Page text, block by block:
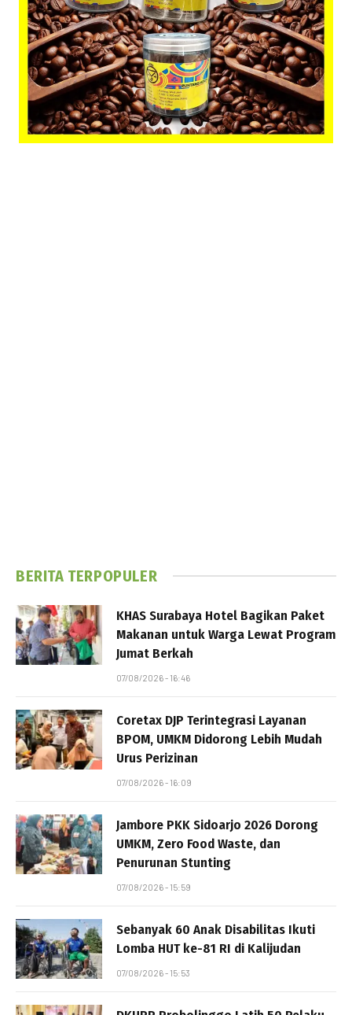
BERITA TERPOPULER
KHAS Surabaya Hotel Bagikan Paket
Makanan untuk Warga Lewat Program
Jumat Berkah
07/08/2026 - 16:46
Coretax DJP Terintegrasi Layanan
BPOM, UMKM Didorong Lebih Mudah
Urus Perizinan
07/08/2026 - 16:09
Jambore PKK Sidoarjo 2026 Dorong
UMKM, Zero Food Waste, dan
Penurunan Stunting
07/08/2026 - 15:59
Sebanyak 60 Anak Disabilitas Ikuti
Lomba HUT ke-81 RI di Kalijudan
07/08/2026 - 15:53